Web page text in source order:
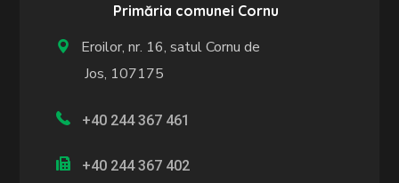
Primăria comunei Cornu
Eroilor, nr. 16, satul Cornu de
Jos, 107175
+40 244 367 461
+40 244 367 402